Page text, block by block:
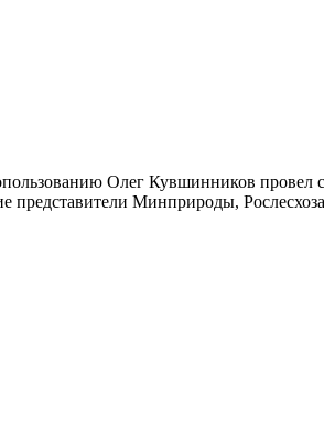
Олег Кувшинников провел
представители Минприроды,